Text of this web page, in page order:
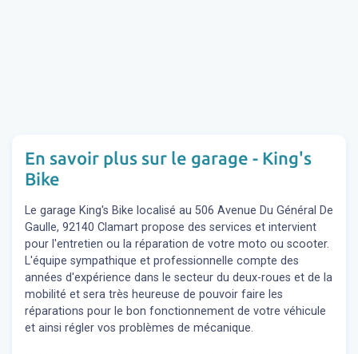
En savoir plus sur le garage - King's
Bike
Le garage King's Bike localisé au 506 Avenue Du Général De
Gaulle, 92140 Clamart propose des services et intervient
pour l'entretien ou la réparation de votre moto ou scooter.
L'équipe sympathique et professionnelle compte des
années d'expérience dans le secteur du deux-roues et de la
mobilité et sera très heureuse de pouvoir faire les
réparations pour le bon fonctionnement de votre véhicule
et ainsi régler vos problèmes de mécanique.